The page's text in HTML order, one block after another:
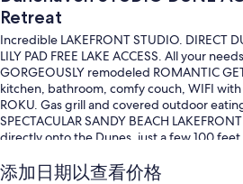
Retreat
Incredible LAKEFRONT STUDIO. DIRECT
LILY PAD FREE LAKE ACCESS. All your
GORGEOUSLY remodeled ROMANTIC
kitchen, bathroom, comfy couch, WIFI
ROKU. Gas grill and covered outdoor
SPECTACULAR SANDY BEACH
directly onto the Dunes, just a few 100
添加日期以查看价格